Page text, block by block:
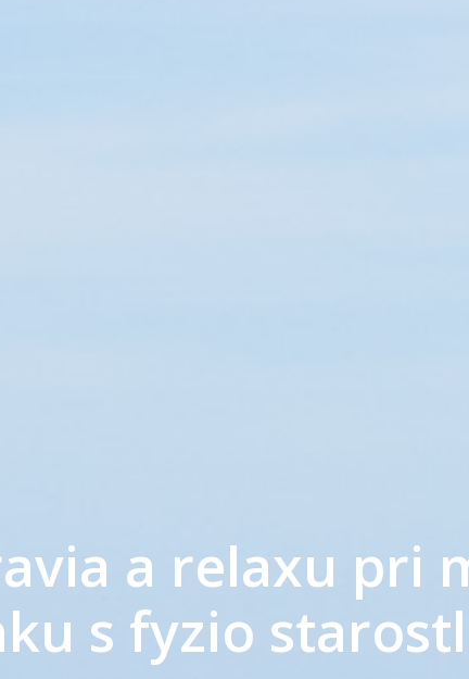
a relaxu pri
s fyzio